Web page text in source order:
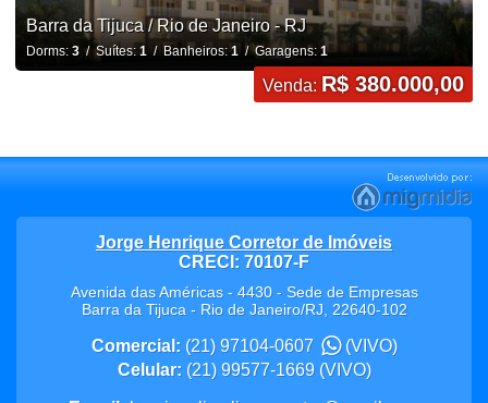
Barra da Tijuca / Rio de Janeiro - RJ
Dorms: 3/ Suítes: 1/ Banheiros:1/ Garagens: 1
Venda: R$ 380.000,00
Jorge Henrique Corretor de Imóveis
CRECI: 70107-F
Avenida das Américas - 4430 - Sede de Empresas
Barra da Tijuca- Rio de Janeiro/RJ, 22640-102
Comercial: (21) 97104-0607
(VIVO)
Celular: (21) 99577-1669(VIVO)